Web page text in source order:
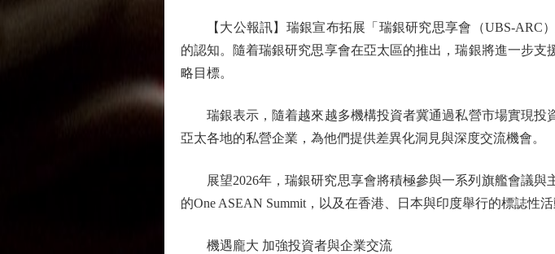
【大公報訊】瑞銀宣布拓展「瑞銀研究思享會（UBS-ARC
的認知。隨着瑞銀研究思享會在亞太區的推出，瑞銀將進一步
略目標。
瑞銀表示，隨着越來越多機構投資者冀通過私營市場實現投
亞太各地的私營企業，為他們提供差異化洞見與深度交流機會。
展望2026年，瑞銀研究思享會將積極參與一系列旗艦會議與
的One ASEAN Summit，以及在香港、日本與印度舉行的標誌性活
機遇龐大 加強投資者與企業交流